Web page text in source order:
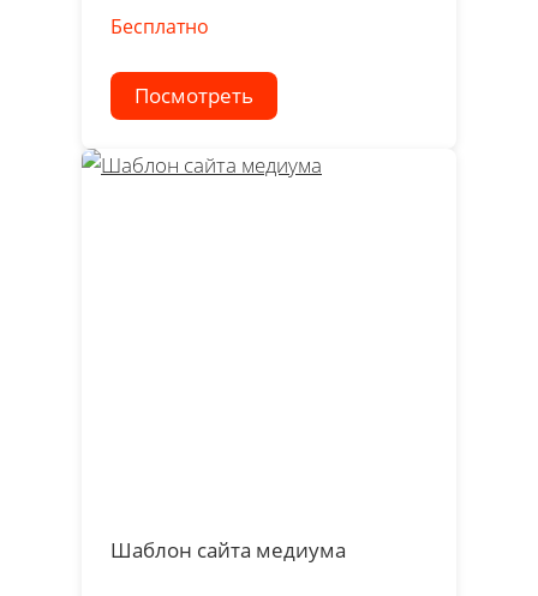
Бесплатно
Посмотреть
Шаблон сайта медиума